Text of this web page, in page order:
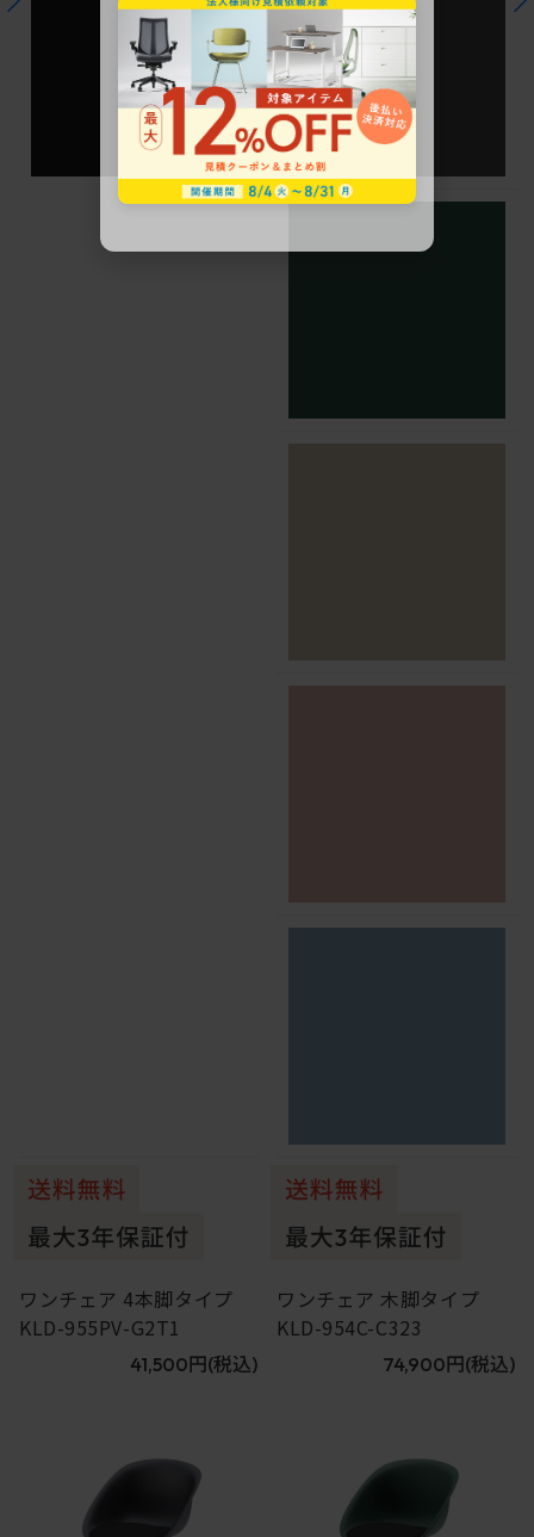
ワンチェア 4本脚タイプ
KLD-955PV-G2T1
41,500円 (税込)
ワンチェア 木脚タイプ
KLD-954C-C323
74,900円 (税込)